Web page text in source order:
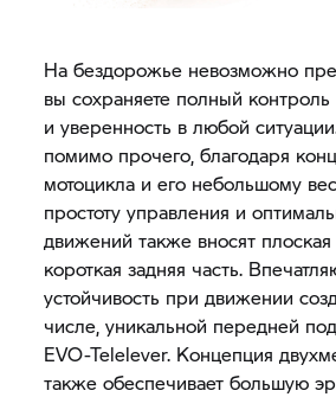
На бездорожье невозможно
вы сохраняете полный
и уверенность в любой
помимо прочего, благодаря
мотоцикла и его небольшому
простоту управления и
движений также вносят
короткая задняя часть.
устойчивость при движении
числе, уникальной передней
EVO-Telelever. Концепция
также обеспечивает большую